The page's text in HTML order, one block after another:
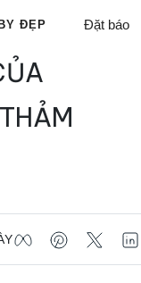
ĐẸP Đặt báo